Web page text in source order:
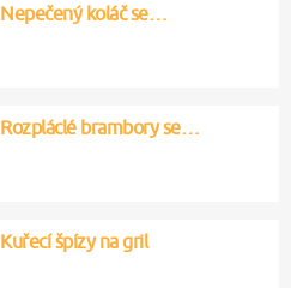
Nepečený koláč se…
Kuřecí špízy na gril
Rozpláclé brambory se…